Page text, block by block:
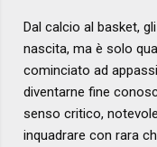
Dal calcio al basket,
nascita, ma è solo
cominciato ad
diventarne fine
senso critico,
inquadrare con rara